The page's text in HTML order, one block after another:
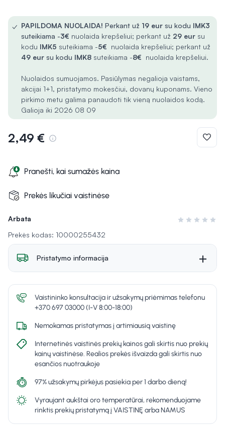
Arbata
Įvertinimas 0
Prekės kodas: 10000255432
✓ PAPILDOMA NUOLAIDA! Perkant už 19 eur su kodu IMK3
suteikiama -3€ nuolaida krepšeliui; perkant už 29 eur su
kodu IMK5 suteikiama -5€ nuolaida krepšeliui; perkant už
49 eur su kodu IMK8 suteikiama -8€ nuolaida krepšeliui.
Nuolaidos sumuojamos. Pasiūlymas negalioja vaistams,
akcijai 1+1, pristatymo mokesčiui, dovanų kuponams. Vieno
pirkimo metu galima panaudoti tik vieną nuolaidos kodą.
Galioja iki 2026 08 09
2,49 €
Pranešti, kai sumažės kaina
Prekės likučiai vaistinėse
Pristatymo informacija
Vaistininko konsultacija ir užsakymų priėmimas telefonu
+370 697 03000 (I-V 8:00-18:00)
Nemokamas pristatymas į artimiausią vaistinę
Internetinės vaistinės prekių kainos gali skirtis nuo prekių
kainų vaistinėse. Realios prekės išvaizda gali skirtis nuo
esančios nuotraukoje
97% užsakymų pirkėjus pasiekia per 1 darbo dieną!
Vyraujant aukštai oro temperatūrai, rekomenduojame
rinktis prekių pristatymą į VAISTINĘ arba NAMUS